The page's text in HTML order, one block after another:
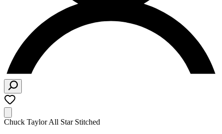
Chuck Taylor All Star Stitched